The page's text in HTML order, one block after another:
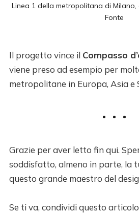
Linea 1 della metropolitana di
Fonte
Il progetto vince il Compasso
viene preso ad esempio per
metropolitane in Europa, Asia e
Grazie per aver letto fin qui.
soddisfatto, almeno in parte, la
questo grande maestro del
Se ti va, condividi questo